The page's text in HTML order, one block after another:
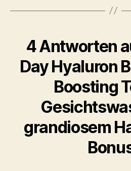
4 Antworten
Day Hyaluron
Boosting
grandiosem